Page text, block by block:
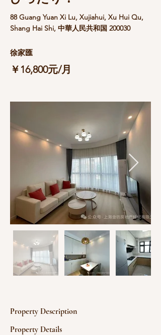
88 Guang Yuan Xi Lu, Xujiahui, Xu Hui Qu,
Shang Hai Shi, 中華人民共和国 200030
徐家匯
￥16,800元/月
Property Description
Property Details